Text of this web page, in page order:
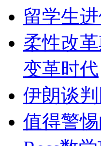
留学生
柔性改
变革时代
伊朗谈
值得警